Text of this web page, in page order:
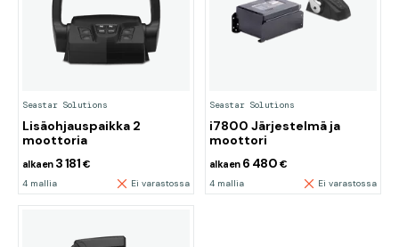
Seastar Solutions
Lisäohjauspaikka 2
moottoria
alkaen 3 181 €
4 mallia Ei varastossa
Seastar Solutions
i7800 Järjestelmä ja
moottori
alkaen 6 480 €
4 mallia Ei varastossa